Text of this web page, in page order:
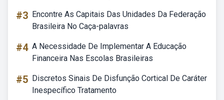
#3 Encontre As Capitais Das Unidades Da Federação
Brasileira No Caça-palavras
#4 A Necessidade De Implementar A Educação
Financeira Nas Escolas Brasileiras
#5 Discretos Sinais De Disfunção Cortical De Caráter
Inespecífico Tratamento